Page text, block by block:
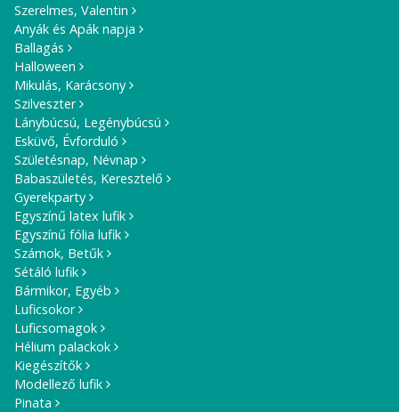
Szerelmes, Valentin
Anyák és Apák napja
Ballagás
Halloween
Mikulás, Karácsony
Szilveszter
Lánybúcsú, Legénybúcsú
Esküvő, Évforduló
Születésnap, Névnap
Babaszületés, Keresztelő
Gyerekparty
Egyszínű latex lufik
Egyszínű fólia lufik
Számok, Betűk
Sétáló lufik
Bármikor, Egyéb
Luficsokor
Luficsomagok
Hélium palackok
Kiegészítők
Modellező lufik
Pinata